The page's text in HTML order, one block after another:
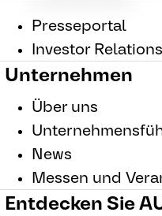
Presseportal
Investor Relations
Unternehmen
Über uns
News
Messen und
Entdecken Sie